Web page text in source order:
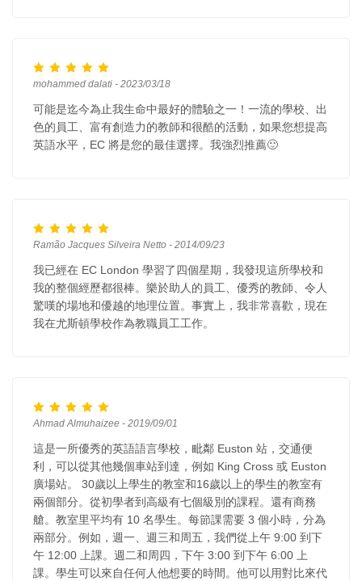
mohammed dalati - 2023/03/18
可能是迄今為止我生命中最好的體驗之一！一流的學校、出
色的員工、富有創造力的教師和很酷的活動，如果您想提高
英語水平，EC 將是您的最佳選擇。我強烈推薦🙂
Ramão Jacques Silveira Netto - 2014/09/23
我已經在 EC London 學習了四個星期，我發現這所學校和
我的整個經歷都很棒。樂於助人的員工、優秀的教師、令人
驚嘆的場地和優越的地理位置。事實上，我非常喜歡，現在
我在尤斯頓學校作為教職員工工作。
Ahmad Almuhaizee - 2019/09/01
這是一所優秀的英語語言學校，毗鄰 Euston 站，交通便
利，可以從其他幾個車站到達，例如 King Cross 或 Euston
廣場站。 30歲以上學生的教室和16歲以上的學生的教室有
兩個部分。從初學者到高級有七個級別的課程。還有商務
艙。教室里平均有 10 名學生。每節課需要 3 個小時，分為
兩部分。例如，週一、週三和周五，我們從上午 9:00 到下
午 12:00 上課。週二和周四，下午 3:00 到下午 6:00 上
課。學生可以來自任何人他想要的時間。他可以用對比來代